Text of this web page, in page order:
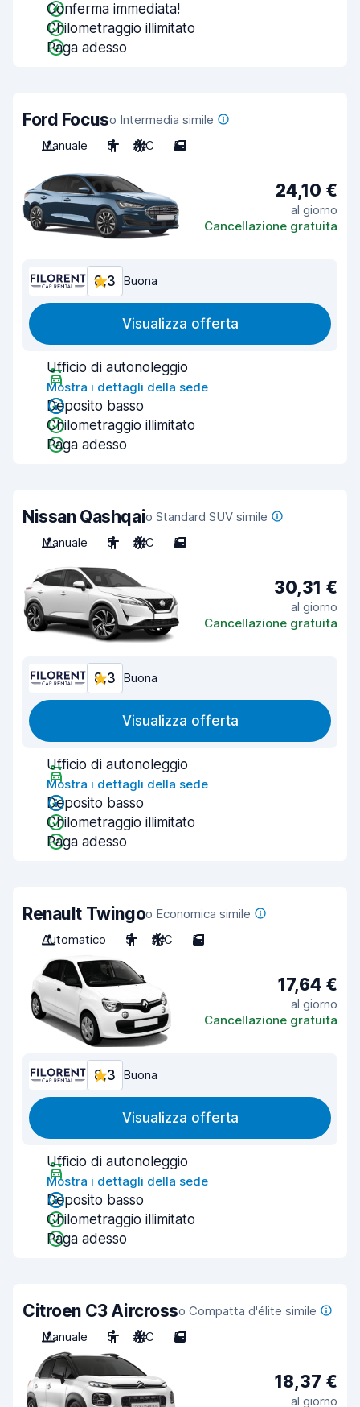
Conferma immediata!
Chilometraggio illimitato
Paga adesso
Ford Focuso Intermedia simile
Manuale
5 A/C 5
24,10 €
al giorno
Cancellazione gratuita
8,3 Buona
Visualizza offerta
Ufficio di autonoleggio
Mostra i dettagli della sede
Deposito basso
Chilometraggio illimitato
Paga adesso
Nissan Qashqaio Standard SUV simile
Manuale
5 A/C 5
30,31 €
al giorno
Cancellazione gratuita
8,3 Buona
Visualizza offerta
Ufficio di autonoleggio
Mostra i dettagli della sede
Deposito basso
Chilometraggio illimitato
Paga adesso
Renault Twingoo Economica simile
Automatico
5 A/C 5
17,64 €
al giorno
Cancellazione gratuita
8,3 Buona
Visualizza offerta
Ufficio di autonoleggio
Mostra i dettagli della sede
Deposito basso
Chilometraggio illimitato
Paga adesso
Citroen C3 Aircrosso Compatta d'élite simile
Manuale
5 A/C 5
18,37 €
al giorno